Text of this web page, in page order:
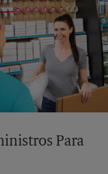
Para